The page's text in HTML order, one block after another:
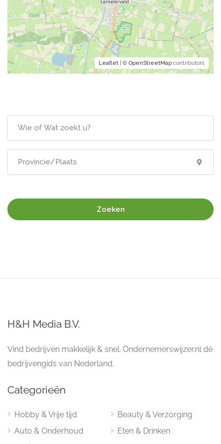
Leaflet | © OpenStreetMap contributors
Zoeken
H&H Media B.V.
Vind bedrijven makkelijk & snel. Ondernemerswijzer.nl dé
bedrijvengids van Nederland.
Categorieën
Hobby & Vrije tijd
Auto & Onderhoud
Beauty & Verzorging
Eten & Drinken